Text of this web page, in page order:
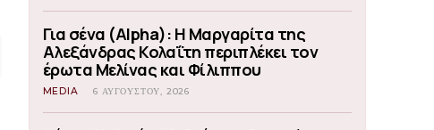
Για σένα (Alpha): Η Μαργαρίτα της
Αλεξάνδρας Κολαΐτη περιπλέκει τον
έρωτα Μελίνας και Φίλιππου
MEDIA 6 ΑΥΓΟΎΣΤΟΥ, 2026